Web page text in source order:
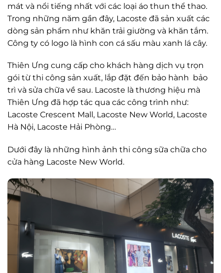
mát và nổi tiếng nhất với các loại áo thun thể thao.
Trong những năm gần đây, Lacoste đã sản xuất các
dòng sản phẩm như khăn trải giường và khăn tắm.
Công ty có logo là hình con cá sấu màu xanh lá cây.
Thiên Ưng cung cấp cho khách hàng dịch vụ trọn
gói từ thi công sản xuất, lắp đặt đến bảo hành bảo
trì và sửa chữa về sau. Lacoste là thương hiệu mà
Thiên Ưng đã hợp tác qua các công trình như:
Lacoste Crescent Mall, Lacoste New World, Lacoste
Hà Nội, Lacoste Hải Phòng…
Dưới đây là những hình ảnh thi công sữa chữa cho
cửa hàng Lacoste New World.